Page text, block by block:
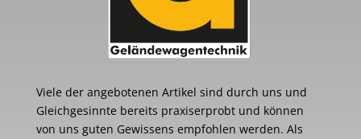
Viele der angebotenen Artikel sind durch uns und
Gleichgesinnte bereits praxiserprobt und können
von uns guten Gewissens empfohlen werden. Als